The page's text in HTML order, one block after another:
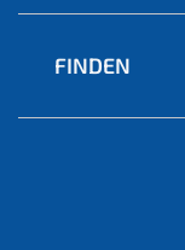
FINDEN